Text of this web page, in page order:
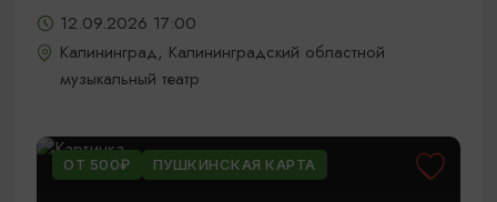
12.09.2026 17:00
Калининград, Калининградский областной
музыкальный театр
ОТ 500₽ ПУШКИНСКАЯ КАРТА